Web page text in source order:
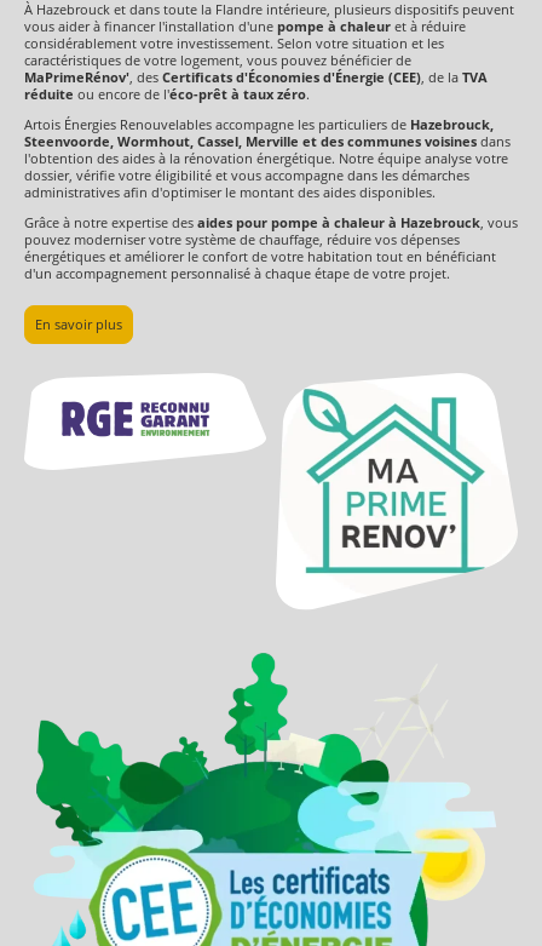
À Hazebrouck et dans toute la Flandre intérieure, plusieurs dispositifs peuvent
vous aider à financer l'installation d'une pompe à chaleur et à réduire
considérablement votre investissement. Selon votre situation et les
caractéristiques de votre logement, vous pouvez bénéficier de
MaPrimeRénov', des Certificats d'Économies d'Énergie (CEE), de la TVA
réduite ou encore de l'éco-prêt à taux zéro.
Artois Énergies Renouvelables accompagne les particuliers de Hazebrouck,
Steenvoorde, Wormhout, Cassel, Merville et des communes voisines dans
l'obtention des aides à la rénovation énergétique. Notre équipe analyse votre
dossier, vérifie votre éligibilité et vous accompagne dans les démarches
administratives afin d'optimiser le montant des aides disponibles.
Grâce à notre expertise des aides pour pompe à chaleur à Hazebrouck, vous
pouvez moderniser votre système de chauffage, réduire vos dépenses
énergétiques et améliorer le confort de votre habitation tout en bénéficiant
d'un accompagnement personnalisé à chaque étape de votre projet.
En savoir plus